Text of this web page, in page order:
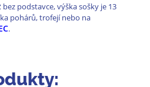
bez podstavce, výška sošky je 13
pohárů, trofejí nebo na
.